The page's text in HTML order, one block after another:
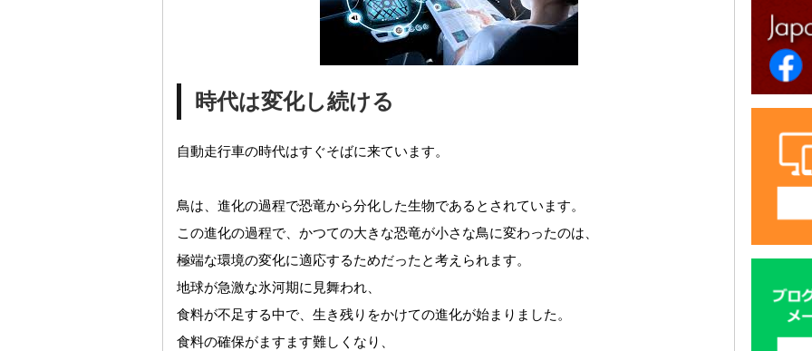
時代は変化し続ける
自動走行車の時代はすぐそばに来ています。
鳥は、進化の過程で恐竜から分化した生物であるとされています。
この進化の過程で、かつての大きな恐竜が小さな鳥に変わったのは、
極端な環境の変化に適応するためだったと考えられます。
地球が急激な氷河期に見舞われ、
食料が不足する中で、生き残りをかけての進化が始まりました。
食料の確保がますます難しくなり、